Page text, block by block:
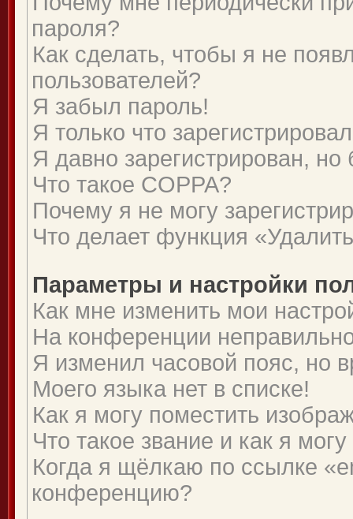
пароля?
Как сделать, чтобы я не
пользователей?
Я забыл пароль!
Я только что
Я давно зарегистрирован,
Что такое COPPA?
Почему я не могу
Что делает функция
Параметры и настройки
Как мне изменить мои
На конференции
Я изменил часовой пояс, но
Моего языка нет в списке!
Как я могу поместить
Что такое звание и как я
Когда я щёлкаю по ссылке
конференцию?